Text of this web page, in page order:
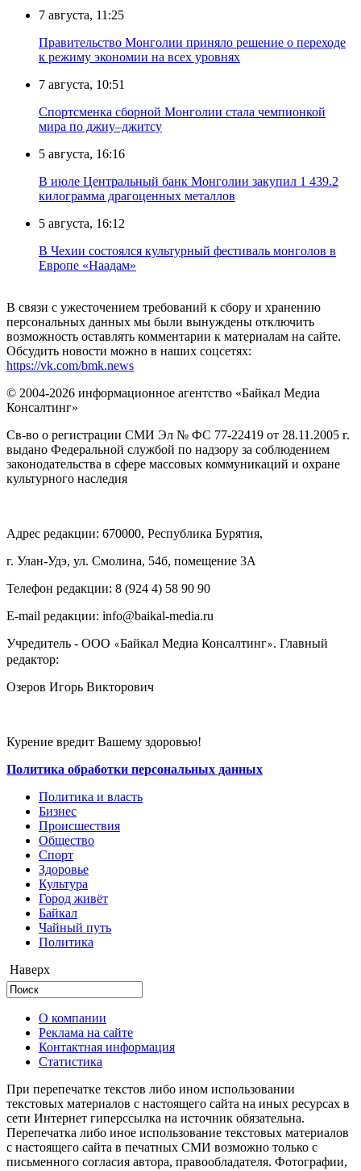
7 августа, 11:25
Правительство Монголии приняло решение о переходе
к режиму экономии на всех уровнях
7 августа, 10:51
Спортсменка сборной Монголии стала чемпионкой
мира по джиу–джитсу
5 августа, 16:16
В июле Центральный банк Монголии закупил 1 439.2
килограмма драгоценных металлов
5 августа, 16:12
В Чехии состоялся культурный фестиваль монголов в
Европе «Наадам»
В связи с ужесточением требований к сбору и хранению
персональных данных мы были вынуждены отключить
возможность оставлять комментарии к материалам на сайте.
Обсудить новости можно в наших соцсетях:
https://vk.com/bmk.news
© 2004-2026 информационное агентство «Байкал Медиа
Консалтинг»
Св-во о регистрации СМИ Эл № ФС 77-22419 от 28.11.2005 г.
выдано Федеральной службой по надзору за соблюдением
законодательства в сфере массовых коммуникаций и охране
культурного наследия
Адрес редакции: 670000, Республика Бурятия,
г. Улан-Удэ, ул. Смолина, 54б, помещение 3А
Телефон редакции: ‎‎8 (924 4) 58 90 90
E-mail редакции: info@baikal-media.ru
Учредитель - ООО «Байкал Медиа Консалтинг». Главный
редактор:
Озеров Игорь Викторович
Курение вредит Вашему здоровью!
Политика обработки персональных данных
Политика и власть
Бизнес
Происшествия
Общество
Cпорт
Здоровье
Культура
Город живёт
Байкал
Чайный путь
Политика
Наверх
О компании
Реклама на сайте
Контактная информация
Статистика
При перепечатке текстов либо ином использовании
текстовых материалов с настоящего сайта на иных ресурсах в
сети Интернет гиперссылка на источник обязательна.
Перепечатка либо иное использование текстовых материалов
с настоящего сайта в печатных СМИ возможно только с
письменного согласия автора, правообладателя. Фотографии,